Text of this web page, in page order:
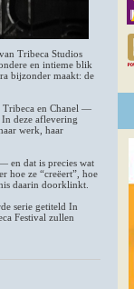
Tribeca Studios
en intieme blik
bijzonder maakt: de
Tribeca en Chanel —
deze aflevering
werk, haar
en dat is precies wat
hoe ze “creëert”, hoe
daarin doorklinkt.
serie getiteld In
Festival zullen